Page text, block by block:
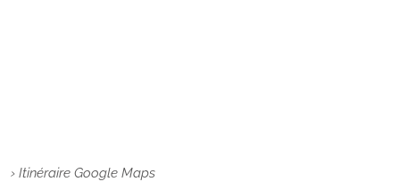
› Itinéraire Google Maps